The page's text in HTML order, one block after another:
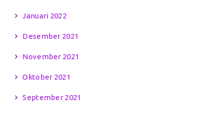
Januari 2022
Desember 2021
November 2021
Oktober 2021
September 2021